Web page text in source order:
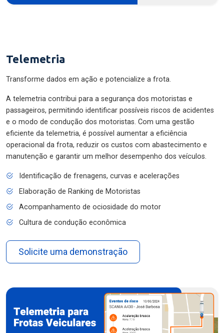
Telemetria
Transforme dados em ação e potencialize a frota.
A telemetria contribui para a segurança dos motoristas e
passageiros, permitindo identificar possíveis riscos de acidentes
e o modo de condução dos motoristas. Com uma gestão
eficiente da telemetria, é possível aumentar a eficiência
operacional da frota, reduzir os custos com abastecimento e
manutenção e garantir um melhor desempenho dos veículos.
Identificação de frenagens, curvas e acelerações
Elaboração de Ranking de Motoristas
Acompanhamento de ociosidade do motor
Cultura de condução econômica
Solicite uma demonstração